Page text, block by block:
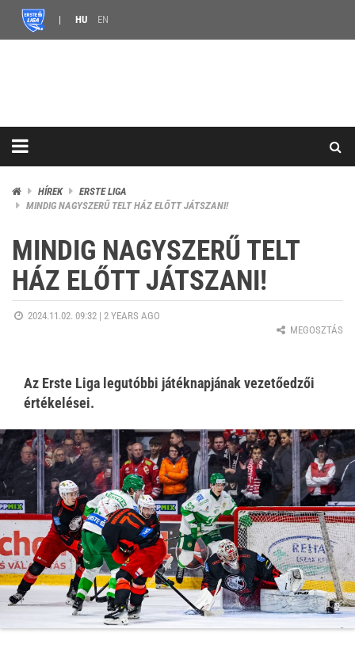
HU EN
HÍREK
ERSTE LIGA
MINDIG NAGYSZERŰ TELT HÁZ ELŐTT JÁTSZANI!
MINDIG NAGYSZERŰ TELT
HÁZ ELŐTT JÁTSZANI!
2024.11.02. 09:32 | 2 YEARS AGO
MEGOSZTÁS
Az Erste Liga legutóbbi játéknapjának vezetőedzői
értékelései.